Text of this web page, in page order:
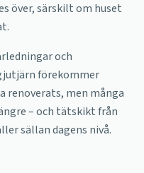
över, särskilt om huset
och
förekommer
renoverats, men många
– och tätskikt från
sällan dagens nivå.